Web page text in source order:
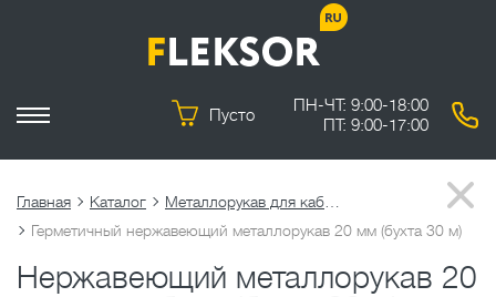
Пусто
ПН-ЧТ: 9:00-18:00
ПТ: 9:00-17:00
Главная Каталог
Герметичный нержавеющий металлорукав 20 мм (бухта 30 м)
Нержавеющий металлорукав 20